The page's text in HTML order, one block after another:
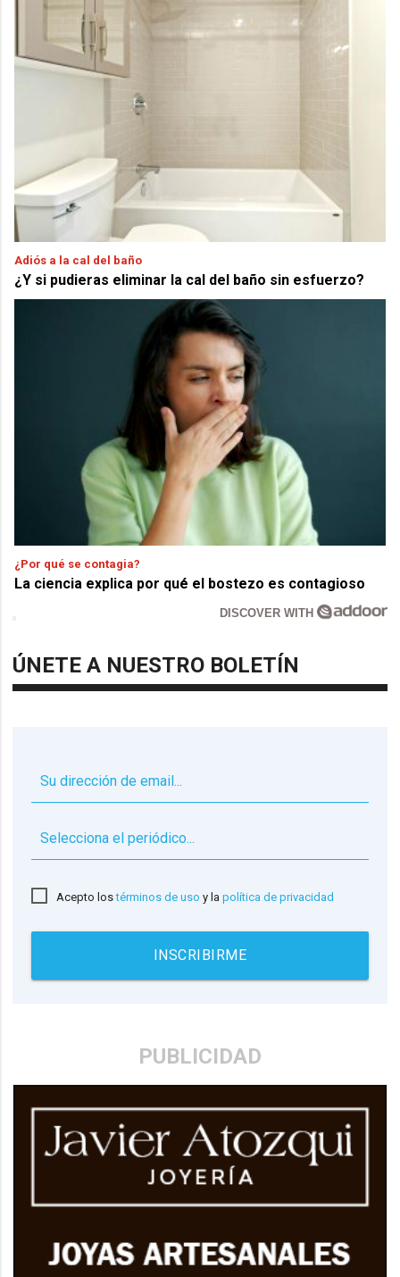
Adiós a la cal del baño
¿Y si pudieras eliminar la cal del baño sin esfuerzo?
¿Por qué se contagia?
La ciencia explica por qué el bostezo es contagioso
DISCOVER WITH
ÚNETE A NUESTRO BOLETÍN
Acepto lostérminos de uso y lapolítica de privacidad
INSCRIBIRME
PUBLICIDAD